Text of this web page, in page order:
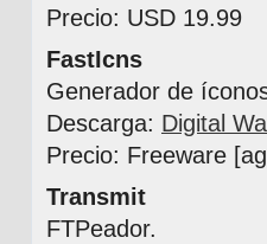
Precio: USD 19.99
FastIcns
Generador de
Descarga: Digital
Precio: Freeware
Transmit
FTPeador.